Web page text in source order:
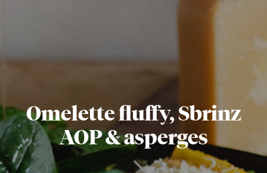
Omelette fluffy, Sbrinz
AOP & asperges